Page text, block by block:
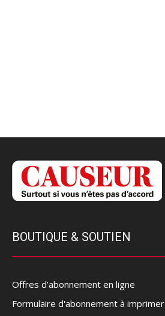
BOUTIQUE & SOUTIEN
Offres d’abonnement en ligne
Formulaire d'abonnement à imprimer